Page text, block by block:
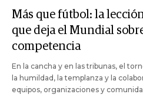
Más que fútbol: la
que deja el Mundial
competencia
En la cancha y en las tribunas, el
la humildad, la templanza y la
equipos, organizaciones y